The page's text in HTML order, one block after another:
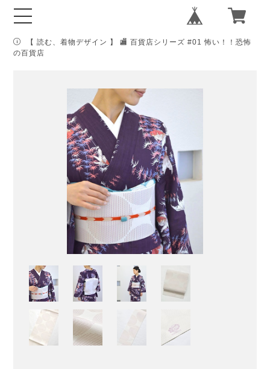
【 読む、着物デザイン 】 🏬 百貨店シリーズ #01 怖い！！恐怖
の百貨店